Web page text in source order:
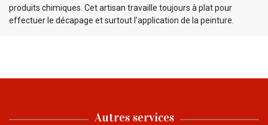
produits chimiques. Cet artisan travaille toujours à plat pour
effectuer le décapage et surtout l’application de la peinture.
Autres services